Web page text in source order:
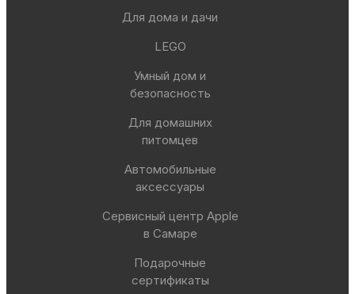
Для дома и дачи
LEGO
Умный дом и
безопасность
Для домашних
питомцев
Автомобильные
аксессуары
Сервисный центр Apple
в Самаре
Подарочные
сертификаты